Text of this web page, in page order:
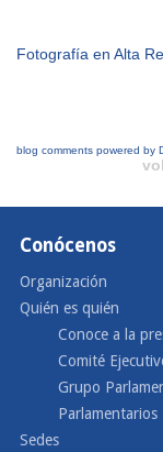
Fotografía en Alta
blog comments powered by
Conócenos
Organización
Quién es quién
Conoce a la
Comité
Grupo
Parlamentarios
Sedes